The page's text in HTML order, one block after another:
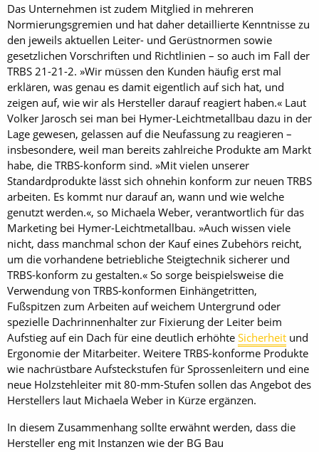
Das Unternehmen ist zudem Mitglied in mehreren
Normierungsgremien und hat daher detaillierte Kenntnisse zu
den jeweils aktuellen Leiter- und Gerüstnormen sowie
gesetzlichen Vorschriften und Richtlinien – so auch im Fall der
TRBS 21-21-2. »Wir müssen den Kunden häufig erst mal
erklären, was genau es damit eigentlich auf sich hat, und
zeigen auf, wie wir als Hersteller darauf reagiert haben.« Laut
Volker Jarosch sei man bei Hymer-Leichtmetallbau dazu in der
Lage gewesen, gelassen auf die Neufassung zu reagieren –
insbesondere, weil man bereits zahlreiche Produkte am Markt
habe, die TRBS-konform sind. »Mit vielen unserer
Standardprodukte lässt sich ohnehin konform zur neuen TRBS
arbeiten. Es kommt nur darauf an, wann und wie welche
genutzt werden.«, so Michaela Weber, verantwortlich für das
Marketing bei Hymer-Leichtmetallbau. »Auch wissen viele
nicht, dass manchmal schon der Kauf eines Zubehörs reicht,
um die vorhandene betriebliche Steigtechnik sicherer und
TRBS-konform zu gestalten.« So sorge beispielsweise die
Verwendung von TRBS-konformen Einhängetritten,
Fußspitzen zum Arbeiten auf weichem Untergrund oder
spezielle Dachrinnenhalter zur Fixierung der Leiter beim
Aufstieg auf ein Dach für eine deutlich erhöhte Sicherheit und
Ergonomie der Mitarbeiter. Weitere TRBS-konforme Produkte
wie nachrüstbare Aufsteckstufen für Sprossenleitern und eine
neue Holzstehleiter mit 80-mm-Stufen sollen das Angebot des
Herstellers laut Michaela Weber in Kürze ergänzen.
In diesem Zusammenhang sollte erwähnt werden, dass die
Hersteller eng mit Instanzen wie der BG Bau